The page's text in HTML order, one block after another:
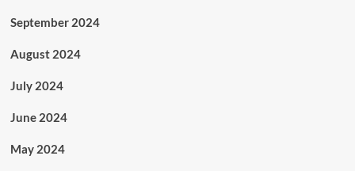
September 2024
August 2024
July 2024
June 2024
May 2024